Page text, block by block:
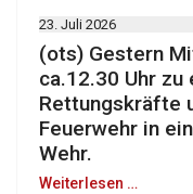
23. Juli 2026
(ots) Gestern
ca.12.30 Uhr
Rettungskräfte
Feuerwehr in
Wehr.
Weiterlesen …